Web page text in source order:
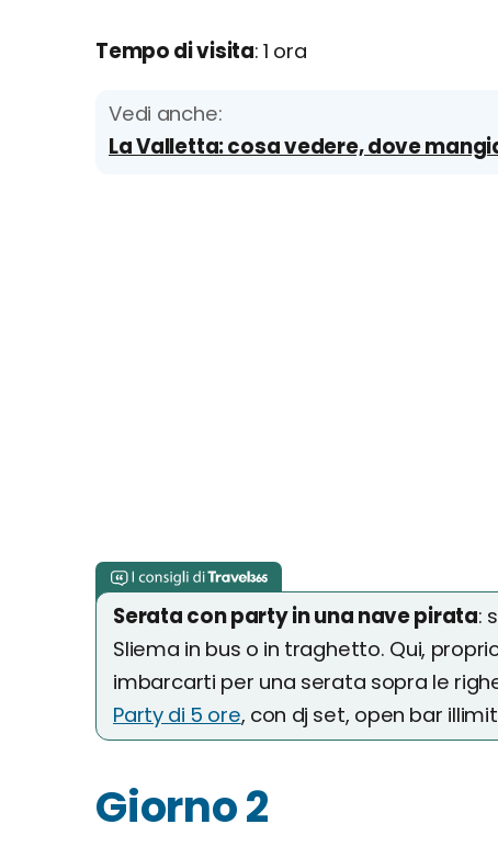
Tempo di visita: 1 ora
Vedi anche:
La Valletta: cosa vedere, dove
Serata con party in una nave pirata:
Sliema in bus o in traghetto. Qui,
imbarcarti per una serata sopra le
Party di 5 ore, con dj set, open bar
Giorno 2